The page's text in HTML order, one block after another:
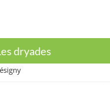
dryades